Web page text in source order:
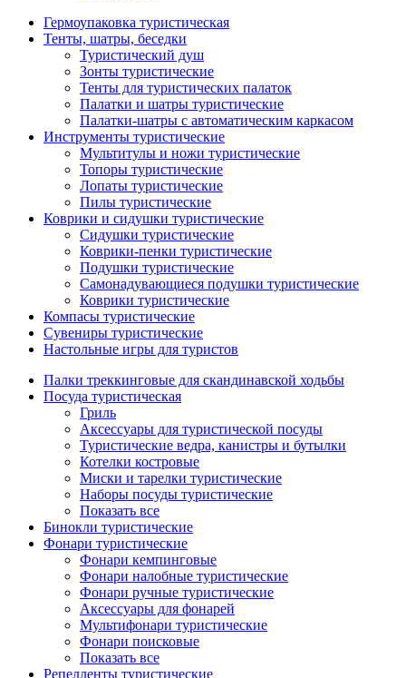
Гермоупаковка туристическая
Тенты, шатры, беседки
Туристический душ
Зонты туристические
Тенты для туристических палаток
Палатки и шатры туристические
Палатки-шатры с автоматическим каркасом
Инструменты туристические
Мультитулы и ножи туристические
Топоры туристические
Лопаты туристические
Пилы туристические
Коврики и сидушки туристические
Сидушки туристические
Коврики-пенки туристические
Подушки туристические
Самонадувающиеся подушки туристические
Коврики туристические
Компасы туристические
Сувениры туристические
Настольные игры для туристов
Палки треккинговые для скандинавской ходьбы
Посуда туристическая
Гриль
Аксессуары для туристической посуды
Туристические ведра, канистры и бутылки
Котелки костровые
Миски и тарелки туристические
Наборы посуды туристические
Показать все
Бинокли туристические
Фонари туристические
Фонари кемпинговые
Фонари налобные туристические
Фонари ручные туристические
Аксессуары для фонарей
Мультифонари туристические
Фонари поисковые
Показать все
Репелленты туристические